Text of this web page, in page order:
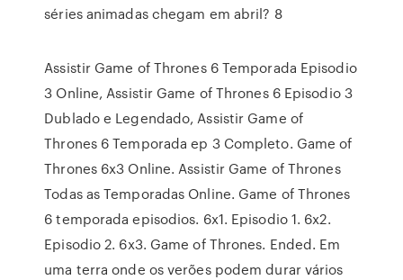
séries animadas chegam em abril? 8
Assistir Game of Thrones 6 Temporada Episodio
3 Online, Assistir Game of Thrones 6 Episodio 3
Dublado e Legendado, Assistir Game of
Thrones 6 Temporada ep 3 Completo. Game of
Thrones 6x3 Online. Assistir Game of Thrones
Todas as Temporadas Online. Game of Thrones
6 temporada episodios. 6x1. Episodio 1. 6x2.
Episodio 2. 6x3. Game of Thrones. Ended. Em
uma terra onde os verões podem durar vários